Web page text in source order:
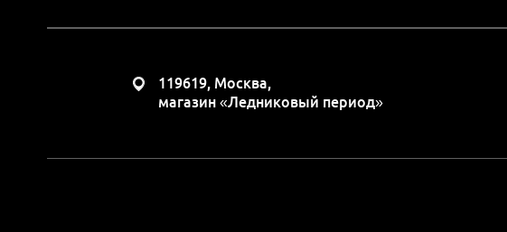
119619, Москва,
магазин «Ледниковый период»